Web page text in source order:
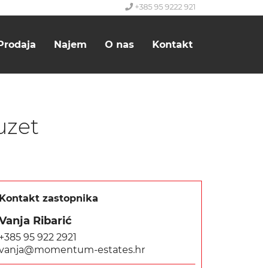
+385 95 9222 921
Najem O nas Kontakt
Kontakt zastopnika
Ribarić
+385 95 922 2921
estates.hr